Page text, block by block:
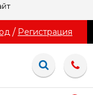
/ Регистрация